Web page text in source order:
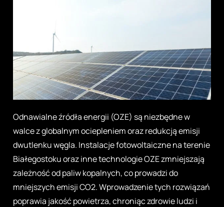
Odnawialne źródła energii (OZE) są niezbędne w
walce z globalnym ociepleniem oraz redukcją emisji
dwutlenku węgla. Instalacje fotowoltaiczne na terenie
Białegostoku oraz inne technologie OZE zmniejszają
zależność od paliw kopalnych, co prowadzi do
mniejszych emisji CO2. Wprowadzenie tych rozwiązań
poprawia jakość powietrza, chroniąc zdrowie ludzi i